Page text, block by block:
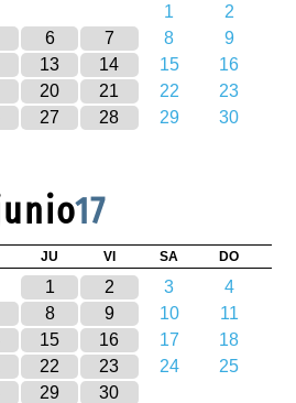
1
2
6 7 8
9
13 14 15
16
20 21 22
23
27 28 29
30
17
JU VI SA DO
1 2 3
4
8 9 10
11
15 16 17
18
22 23 24
25
29 30